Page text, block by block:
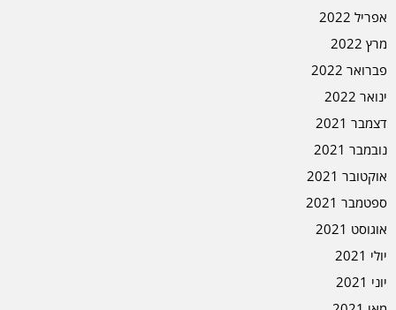
אפריל 2022
מרץ 2022
פברואר 2022
ינואר 2022
דצמבר 2021
נובמבר 2021
אוקטובר 2021
ספטמבר 2021
אוגוסט 2021
יולי 2021
יוני 2021